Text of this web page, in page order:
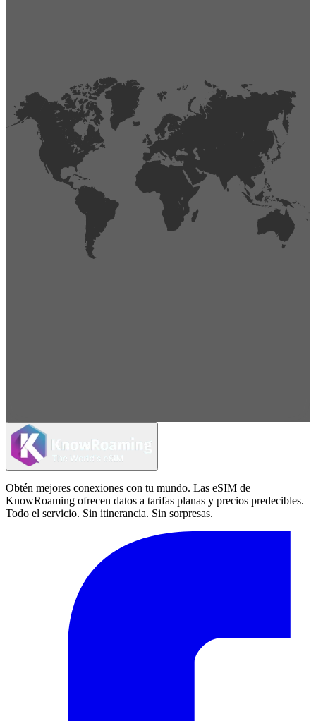
404Página no encontrada,
La página que buscas no existe o se ha cambiado de lugar.
Comprueba la URL e inténtalo de nuevo.
Ir a la página de inicio
Obtener soporte técnico
Obtén mejores conexiones con tu mundo. Las eSIM de
KnowRoaming ofrecen datos a tarifas planas y precios predecibles.
Todo el servicio. Sin itinerancia. Sin sorpresas.